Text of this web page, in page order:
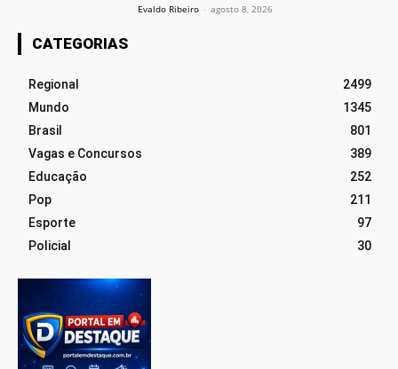
Evaldo Ribeiro - agosto 8, 2026
CATEGORIAS
Regional
2499
Mundo
1345
Brasil
801
Vagas e Concursos
389
Educação
252
Pop
211
Esporte
97
Policial
30